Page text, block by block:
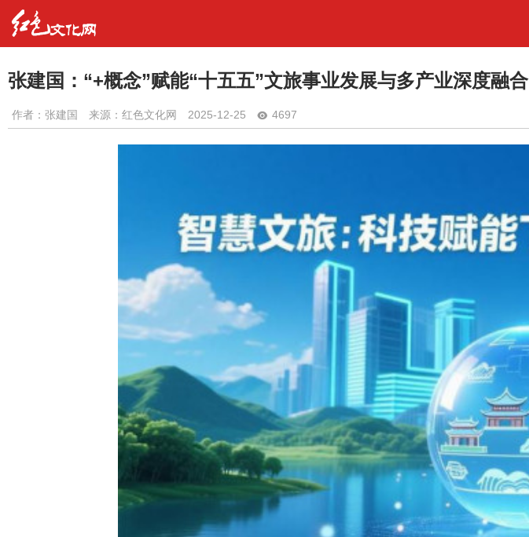
张建国：“+概念”赋能“十五五”文旅事业发展与多产业深度融合
作者： 张建国 来源：红色文化网 2025-12-25 4697